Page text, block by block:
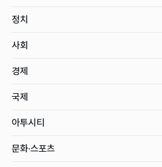
정치
사회
경제
국제
아투시티
문화·스포츠